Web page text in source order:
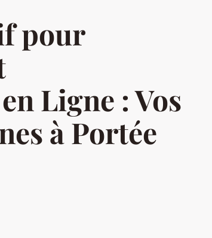
pour
Ligne : Vos
à Portée